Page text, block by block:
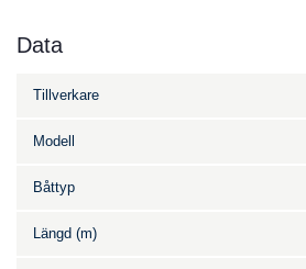
Data
Tillverkare
Modell
Båttyp
Längd (m)